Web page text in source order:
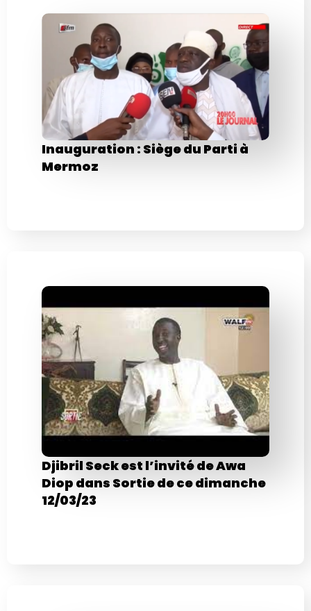
Inauguration : Siège du Parti à
Mermoz
Djibril Seck est l’invité de Awa
Diop dans Sortie de ce dimanche
12/03/23